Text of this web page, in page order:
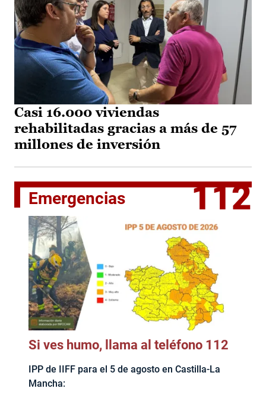
Casi 16.000 viviendas
rehabilitadas gracias a más de 57
millones de inversión
Emergencias 112
Si ves humo, llama al teléfono 112
IPP de IIFF para el 5 de agosto en Castilla-La
Mancha: